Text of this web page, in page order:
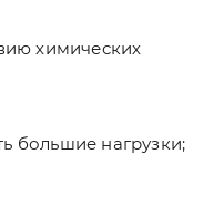
химических
большие нагрузки;